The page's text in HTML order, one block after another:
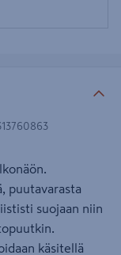
puutavarasta
suojaan niin
käsitellä